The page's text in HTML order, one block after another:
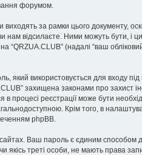
форумом.
за рамки цього документу,
нам відсилаєте. Ними можуть бути, і
“QRZUA.CLUB” (надалі “ваш
який використовується для входу
захищена законами про захист
в процесі реєстрації може бути
Крім того, в
phpBB.
Ваш пароль є єдиним способом
якісь треті особи, не мають права